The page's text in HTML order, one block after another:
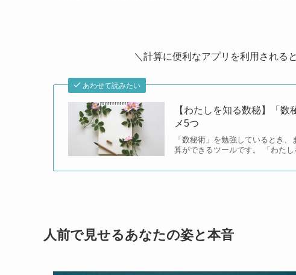
＼計算に便利なアプリを利用される
あわせて読みたい
【わたしを知る数秘】「
メ5つ
「数秘術」を勉強しているとき
算ができるツールです。 「わた
人前で見せるあなたの姿と本音